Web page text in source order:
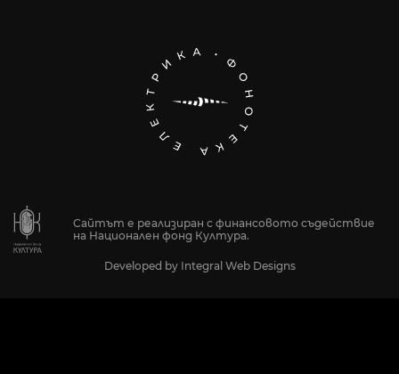
Сайтът е реализиран с финансовото съдействие
на Национален фонд Култура.
Developed by Integral Web Designs